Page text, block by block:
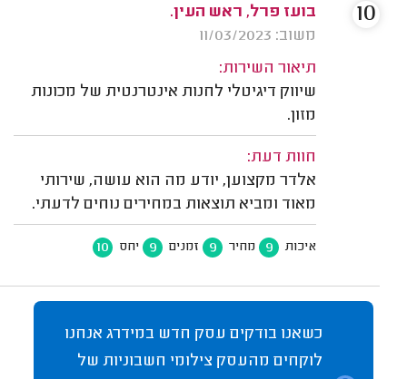
בועז פרל, ראש העין.
משוב: 11/03/2023
תיאור השירות:
שיווק דיגיטלי לחנות אינטרנטית של מכונות
מזון.
חוות דעת:
אלדר מקצוען, יודע מה הוא עושה, שירותי
מאוד ומביא תוצאות במחירים נוחים לדעתי.
איכות 9 מחיר 9 זמנים 9 יחס 10
10
כשאנו בודקים עסק חדש במידרג אנחנו
לוקחים מהעסק צילומי חשבוניות של